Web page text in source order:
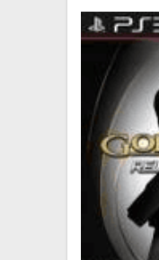
SPOLEČENSKÉ HRY
PRODEJNY
XZONE KLUB
TCG &